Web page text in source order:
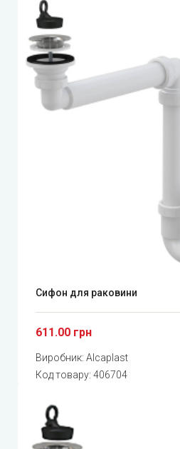
Сифон для раковини
611.00 грн
Виробник: Alcaplast
Код товару: 406704